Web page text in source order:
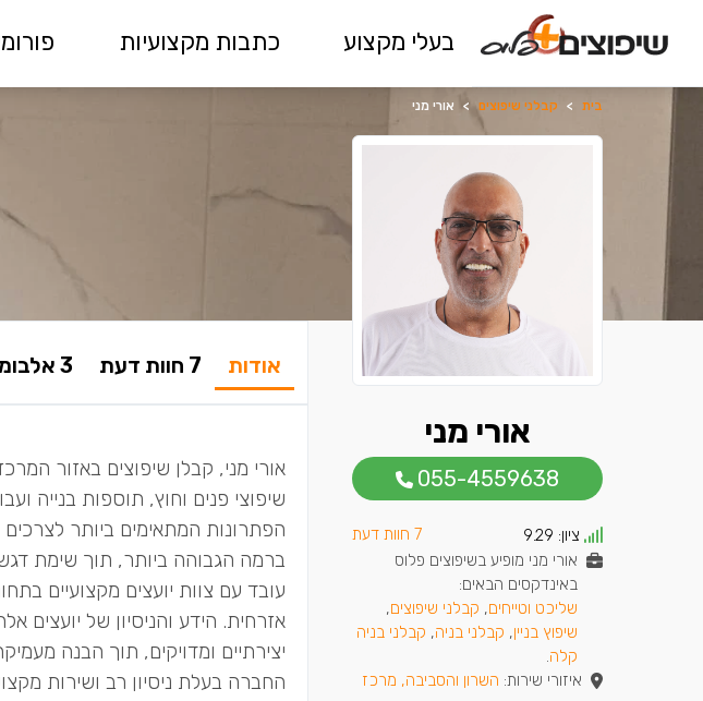
בעלי מקצוע כתבות מקצועיות
בית > קבלני שיפוצים > אורי מני
אורי מני
055-4559638
ציון: 9.29
7 חוות דעת
אורי מני מופיע בשיפוצים פלוס
באינדקסים הבאים:
שליכט וטייחים, קבלני שיפוצים,
שיפוץ בניין, קבלני בניה, קבלני בניה
קלה.
איזורי שירות: השרון והסביבה, מרכז
אודות 7 חוות דעת 3 אלבומי תמונות
אורי מני, קבלן שיפוצים באזור
שיפוצי פנים וחוץ, תוספות בנייה
הפתרונות המתאימים ביותר
ברמה הגבוהה ביותר, תוך שימת
עובד עם צוות יועצים מקצועיים
אזרחית. הידע והניסיון של יועצים
יצירתיים ומדויקים, תוך הבנה
החברה בעלת ניסיון רב ושירות